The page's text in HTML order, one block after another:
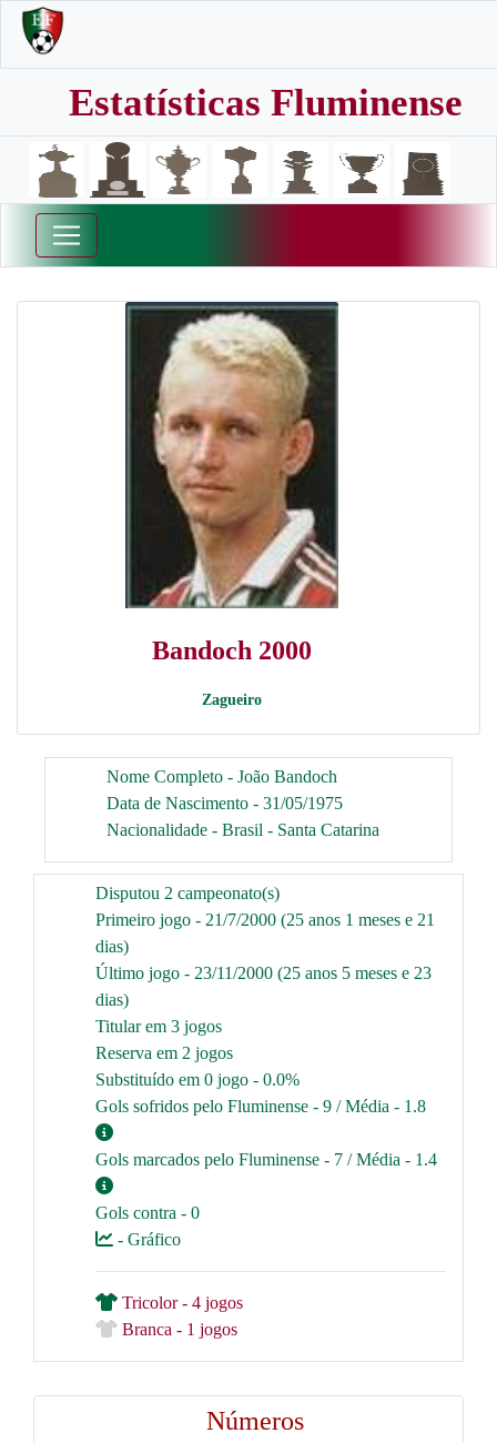
Estatísticas Fluminense
Bandoch 2000
Zagueiro
Nome Completo - João Bandoch
Data de Nascimento - 31/05/1975
Nacionalidade - Brasil - Santa Catarina
Disputou 2 campeonato(s)
Primeiro jogo - 21/7/2000 (25 anos 1 meses e 21
dias)
Último jogo - 23/11/2000 (25 anos 5 meses e 23
dias)
Titular em 3 jogos
Reserva em 2 jogos
Substituído em 0 jogo - 0.0%
Gols sofridos pelo Fluminense - 9 / Média - 1.8
Gols marcados pelo Fluminense - 7 / Média - 1.4
Gols contra - 0
- Gráfico
Tricolor - 4 jogos
Branca - 1 jogos
Números